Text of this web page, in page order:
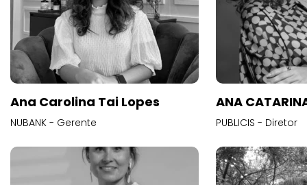
Ana Carolina Tai Lopes
NUBANK - Gerente
ANA
PUBLICIS - Diretor